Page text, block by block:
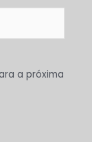
a próxima